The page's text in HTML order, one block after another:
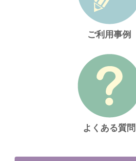
ご利用事例
よくある質問